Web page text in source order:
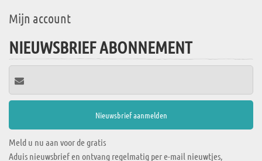
Mijn account
NIEUWSBRIEF ABONNEMENT
Meld u nu aan voor de gratis
Aduis nieuwsbrief en ontvang regelmatig per e-mail nieuwtjes,